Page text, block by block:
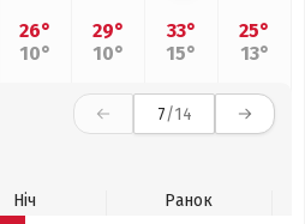
26°
10°
29°
10°
33°
15°
25°
13°
7/14
Ніч
Ранок